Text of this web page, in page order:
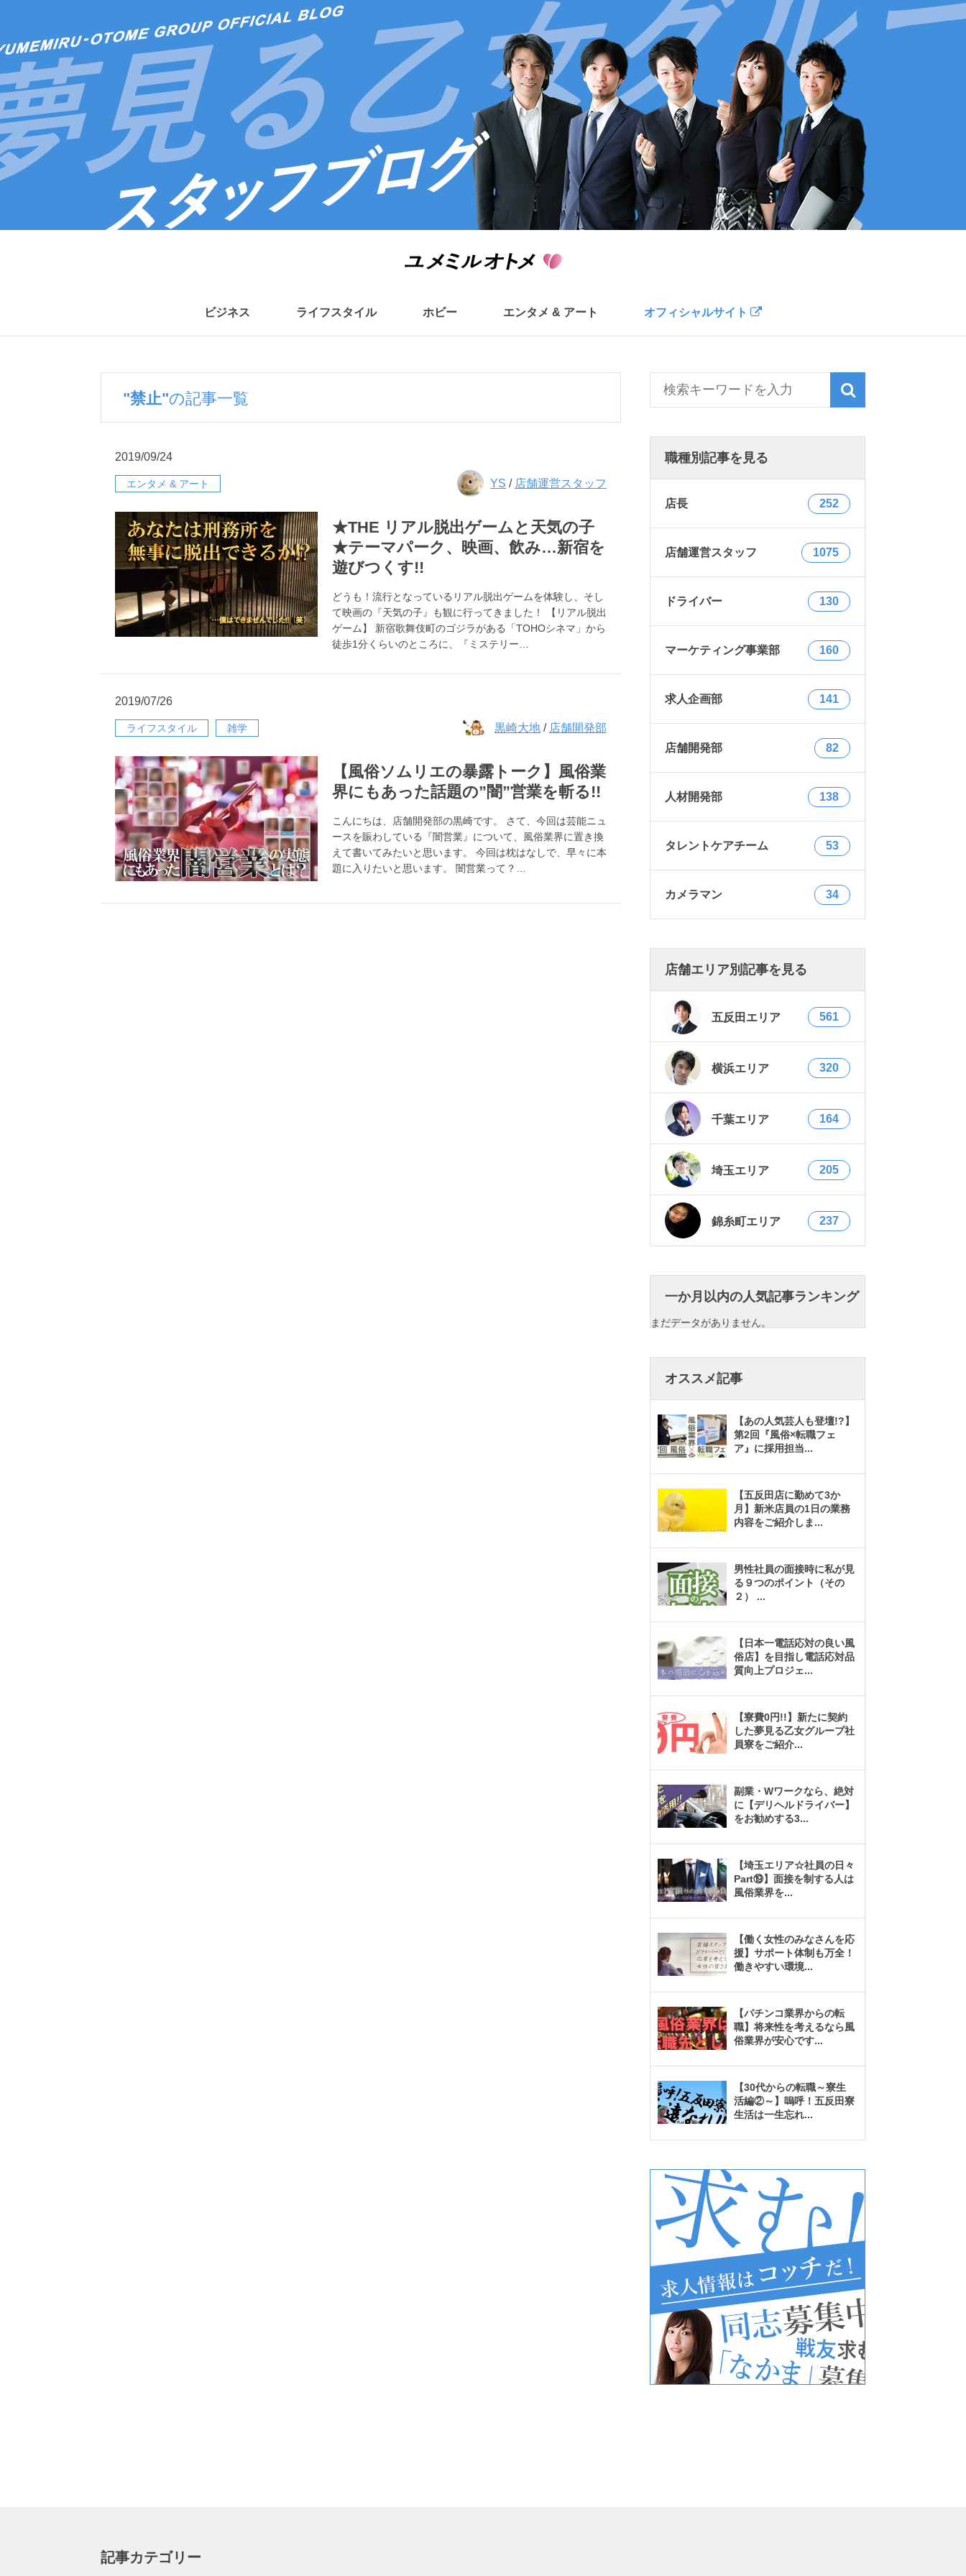
ビジネス ライフスタイル ホビー エンタメ & アート オフィシャルサイト
"禁止"の記事一覧
2019/09/24
エンタメ & アート YS / 店舗運営スタッフ
★THE リアル脱出ゲームと天気の子
★テーマパーク、映画、飲み…新宿を
遊びつくす!!
どうも！流行となっているリアル脱出ゲームを体験し、そし
て映画の『天気の子』も観に行ってきました！ 【リアル脱出
ゲーム】 新宿歌舞伎町のゴジラがある「TOHOシネマ」から
徒歩1分くらいのところに、『ミステリー…
2019/07/26
ライフスタイル 雑学 黒崎大地 / 店舗開発部
【風俗ソムリエの暴露トーク】風俗業
界にもあった話題の”闇”営業を斬る!!
こんにちは、店舗開発部の黒崎です。 さて、今回は芸能ニュ
ースを賑わしている『闇営業』について、風俗業界に置き換
えて書いてみたいと思います。 今回は枕はなしで、早々に本
題に入りたいと思います。 闇営業って？…
職種別記事を見る
店長 252
店舗運営スタッフ 1075
ドライバー 130
マーケティング事業部 160
求人企画部 141
店舗開発部 82
人材開発部 138
タレントケアチーム 53
カメラマン 34
店舗エリア別記事を見る
五反田エリア 561
横浜エリア 320
千葉エリア 164
埼玉エリア 205
錦糸町エリア 237
一か月以内の人気記事ランキング
まだデータがありません。
オススメ記事
【あの人気芸人も登壇!?】
第2回『風俗×転職フェ
ア』に採用担当...
【五反田店に勤めて3か
月】新米店員の1日の業務
内容をご紹介しま ...
男性社員の面接時に私が見
る９つのポイント（その
２） ...
【日本一電話応対の良い風
俗店】を目指し電話応対品
質向上プロジェ...
【寮費0円!!】新たに契約
した夢見る乙女グループ社
員寮をご紹介...
副業・Wワークなら、絶対
に【デリヘルドライバー】
をお勧めする3...
【埼玉エリア☆社員の日々
Part⑲】面接を制する人は
風俗業界を...
【働く女性のみなさんを応
援】サポート体制も万全！
働きやすい環境...
【パチンコ業界からの転
職】将来性を考えるなら風
俗業界が安心です...
【30代からの転職～寮生
活編②～】嗚呼！五反田寮
生活は一生忘れ...
記事カテゴリー